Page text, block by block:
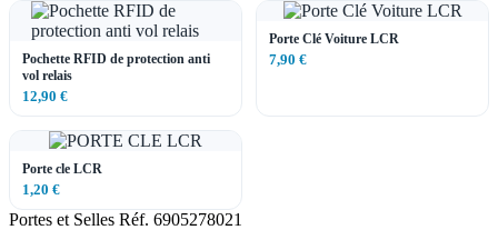
Pochette RFID de protection anti
vol relais
12,90 €
Porte Clé Voiture LCR
7,90 €
Porte cle LCR
1,20 €
Portes et Selles Réf. 6905278021